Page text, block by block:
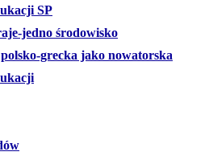
SP
jedno środowisko
grecka jako nowatorska